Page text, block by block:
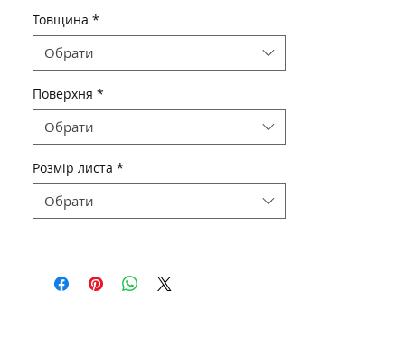
міцності і зносостійкості поверхні, в зв'язку з
цим користується величезним попитом як
матеріал для
Товщина *
Обрати
Поверхня *
Обрати
Розмір листа *
Обрати